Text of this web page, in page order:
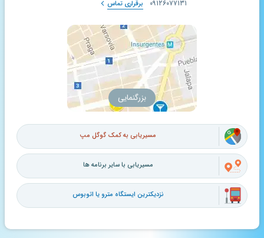
۰۹۱۲۶۰۷۷۱۳۱ برقراری تماس
بزرگنمایی
مسیریابی به کمک گوگل مپ
مسیریابی با سایر برنامه ها
نزدیکترین ایستگاه مترو یا اتوبوس